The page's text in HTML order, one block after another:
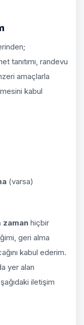
tanıtımı, randevu
amaçlarla
kabul
(varsa)
zaman hiçbir
geri alma
kabul ederim.
yer alan
iletişim